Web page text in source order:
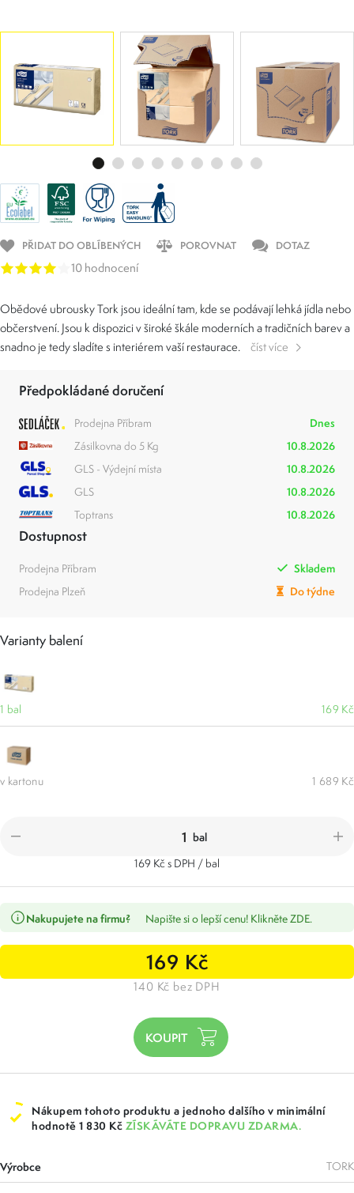
PŘIDAT DO OBLÍBENÝCH POROVNAT DOTAZ
10 hodnocení
Obědové ubrousky Tork jsou ideální tam, kde se podávají lehká jídla nebo
občerstvení. Jsou k dispozici v široké škále moderních a tradičních barev a
snadno je tedy sladíte s interiérem vaší restaurace.
číst více
Předpokládané doručení
Prodejna Příbram
Dnes
Zásilkovna do 5 Kg
10.8.2026
GLS - Výdejní místa
10.8.2026
GLS
10.8.2026
Toptrans
10.8.2026
Dostupnost
Prodejna Příbram
Skladem
Prodejna Plzeň
Do týdne
Varianty balení
1 bal 169 Kč
v kartonu 1 689 Kč
bal
169 Kč s DPH / bal
Nakupujete na firmu? Napište si o lepší cenu! Klikněte ZDE.
169 Kč
140 Kč bez DPH
Nákupem tohoto produktu a jednoho dalšího v minimální
hodnotě 1 830 Kč ZÍSKÁVÁTE DOPRAVU ZDARMA.
Výrobce TORK